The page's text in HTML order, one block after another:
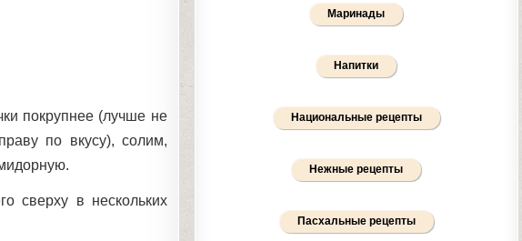
покрупнее (лучше не
по вкусу), солим,
сверху в нескольких
Маринады
Напитки
Национальные рецепты
Нежные рецепты
Пасхальные рецепты